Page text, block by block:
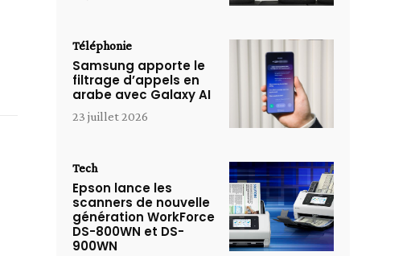
Téléphonie
Samsung apporte le
filtrage d’appels en
arabe avec Galaxy AI
23 juillet 2026
Tech
Epson lance les
scanners de nouvelle
génération WorkForce
DS-800WN et DS-
900WN